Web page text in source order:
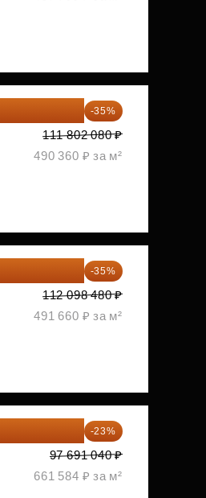
-35%
111 802 080 ₽
490 360 ₽ за м²
-35%
112 098 480 ₽
491 660 ₽ за м²
-23%
97 691 040 ₽
661 584 ₽ за м²